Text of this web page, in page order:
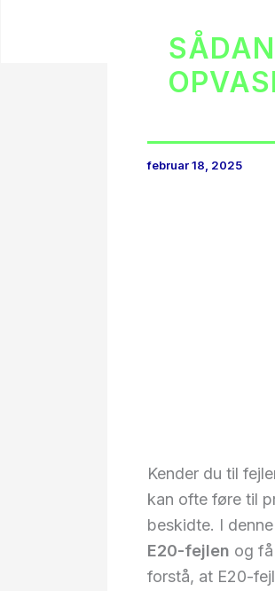
februar 18, 2025
Kender du til
kan ofte føre til
beskidte. I
E20-fejlen og
forstå, at E20-